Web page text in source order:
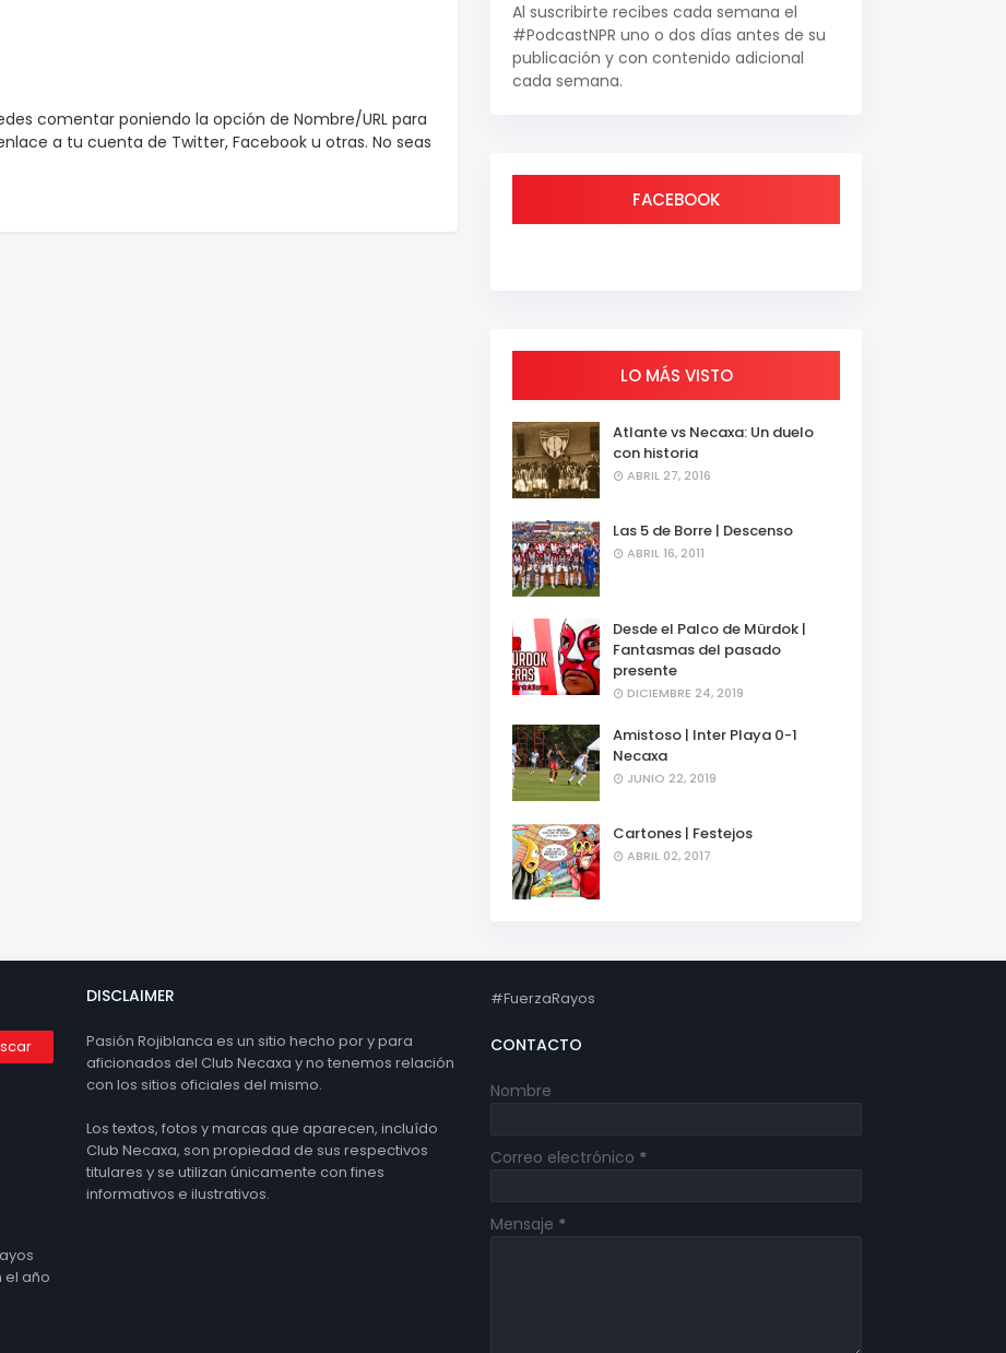
comentar poniendo la opción de Nombre/URL para
a tu cuenta de Twitter, Facebook u otras. No seas
Al suscribirte recibes cada semana el
#PodcastNPR uno o dos días antes de su
publicación y con contenido adicional
cada semana.
FACEBOOK
LO MÁS VISTO
Atlante vs Necaxa: Un duelo
con historia
ABRIL 27, 2016
Las 5 de Borre | Descenso
ABRIL 16, 2011
Desde el Palco de Mürdok |
Fantasmas del pasado
presente
DICIEMBRE 24, 2019
Amistoso | Inter Playa 0-1
Necaxa
JUNIO 22, 2019
Cartones | Festejos
ABRIL 02, 2017
el año
DISCLAIMER
Pasión Rojiblanca es un sitio hecho por y para
aficionados del Club Necaxa y no tenemos relación
con los sitios oficiales del mismo.
Los textos, fotos y marcas que aparecen, incluído
Club Necaxa, son propiedad de sus respectivos
titulares y se utilizan únicamente con fines
informativos e ilustrativos.
#FuerzaRayos
CONTACTO
Nombre
Correo electrónico *
Mensaje *